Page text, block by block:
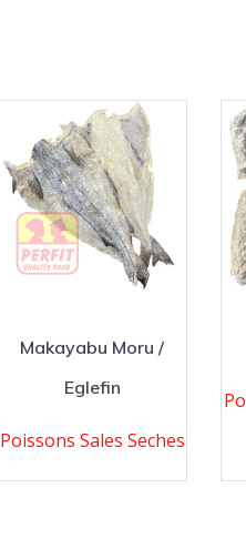
Makayabu Moru /
Eglefin
Poissons Sales Seches